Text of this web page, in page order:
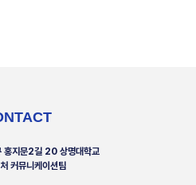
홍지문2길 20 상명대학교
커뮤니케이션팀